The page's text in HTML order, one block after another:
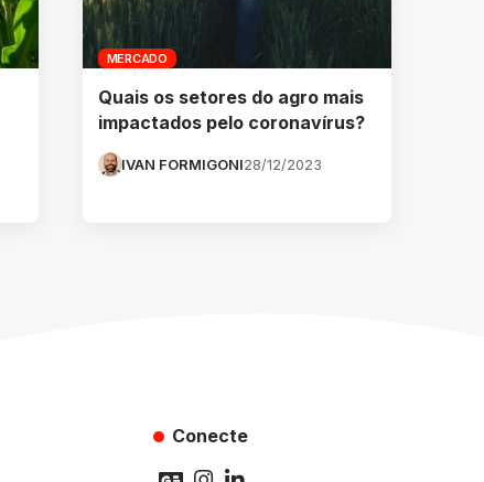
MERCADO
Quais os setores do agro mais
impactados pelo coronavírus?
IVAN FORMIGONI28/12/2023
Conecte